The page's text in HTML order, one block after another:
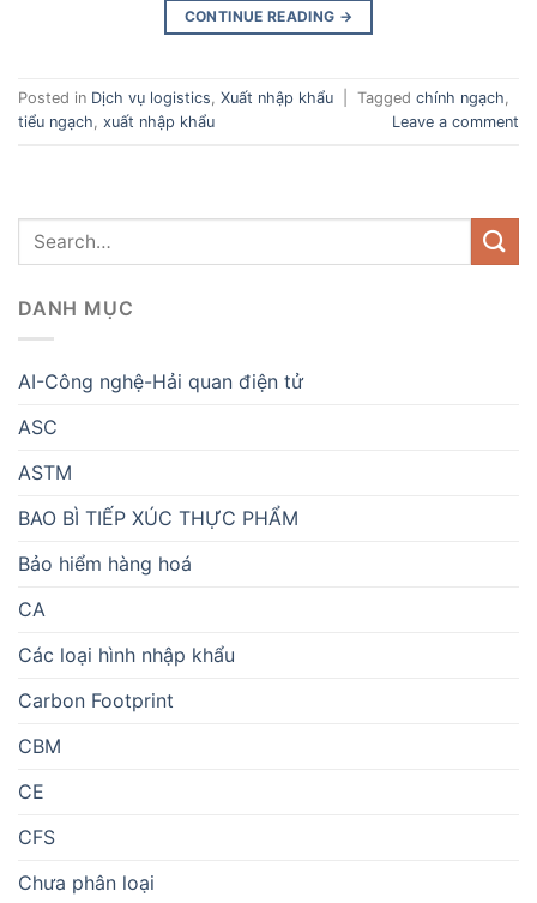
CONTINUE READING →
Posted in Dịch vụ logistics, Xuất nhập khẩu Tagged chính ngạch,
tiểu ngạch, xuất nhập khẩu Leave a comment
DANH MỤC
AI-Công nghệ-Hải quan điện tử
ASC
ASTM
BAO BÌ TIẾP XÚC THỰC PHẨM
Bảo hiểm hàng hoá
CA
Các loại hình nhập khẩu
Carbon Footprint
CBM
CE
CFS
Chưa phân loại